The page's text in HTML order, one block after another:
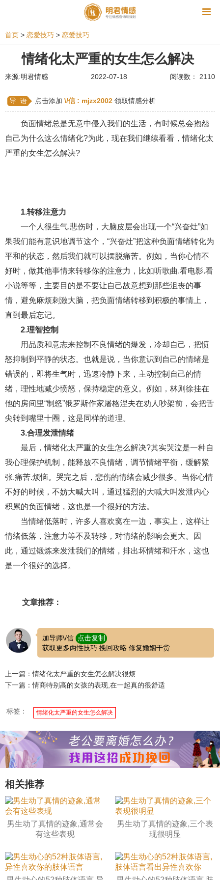
相亲 同性恋 恋爱技巧 挽回爱情
挽救婚姻 星座情感 离婚 心情
姻缘测试 分娩
水瓶座男生 摩羯座男生 射手座男生
天蝎座男生
不和 金牛座男生
财产分割 外遇 分手 第三者 心态
变心 感人 伤感 婚姻问题 脾气
十二生肖 分手复合 梦见 抽签算命
异地恋
化妆 挽留前任 避孕 挽回男友 孕妇食谱
挽回老公 产检 家庭暴力 孕中期
经营婚姻 婚姻修复 孕早期 感情挽回
备孕 产后恢复 减肥 月子 婴儿辅食
产妇食谱 同性恋 交往
其他
首页 > 恋爱技巧 > 恋爱技巧
情绪化太严重的女生怎么解决
来源:明君情感 2022-07-18 阅读数： 2110
导 语 点击添加 \/信 : mjzx2002 领取情感分析
负面情绪总是无意中侵入我们的生活，有时候总会抱怨
自己为什么这么情绪化?为此，现在我们继续看看，情绪化太
严重的女生怎么解决?
1.转移注意力
一个人很生气.悲伤时，大脑皮层会出现一个“兴奋灶”如
果我们能有意识地调节这个，“兴奋灶”把这种负面情绪转化为
平和的状态，然后我们就可以摆脱痛苦。例如，当你心情不
好时，做其他事情来转移你的注意力，比如听歌曲.看电影.看
小说等等，主要目的是不要让自己故意想到那些沮丧的事
情，避免麻烦刺激大脑，把负面情绪转移到积极的事情上，
直到最后忘记。
2.理智控制
用品质和意志来控制不良情绪的爆发，冷却自己，把愤
怒抑制到平静的状态。也就是说，当你意识到自己的情绪是
错误的，即将生气时，迅速冷静下来，主动控制自己的情
绪，理性地减少愤怒，保持稳定的意义。例如，林则徐挂在
他的房间里“制怒”俄罗斯作家屠格涅夫在劝人吵架前，会把舌
尖转到嘴里十圈，这是同样的道理。
3.合理发泄情绪
最后，情绪化太严重的女生怎么解决?其实哭泣是一种自
我心理保护机制，能释放不良情绪，调节情绪平衡，缓解紧
张.痛苦.烦恼。哭完之后，悲伤的情绪会减少很多。当你心情
不好的时候，不妨大喊大叫，通过猛烈的大喊大叫发泄内心
积累的负面情绪，这也是一个很好的方法。
当情绪低落时，许多人喜欢窝在一边，事实上，这样让
情绪低落，注意力等不及转移，对情绪的影响会更大。因
此，通过锻炼来发泄我们的情绪，排出坏情绪和汗水，这也
是一个很好的选择。
文章推荐：
加导师\/信
点击复制
获取更多两性技巧 挽回攻略 修复婚姻干货
上一篇：情绪化太严重的女生怎么解决很烦
下一篇：情商特别高的女孩的表现,在一起真的很舒适
标签： 情绪化太严重的女生怎么解决
相关推荐
男生动了真情的迹象,通常会
有这些表现
男生动了真情的迹象,三个表
现很明显